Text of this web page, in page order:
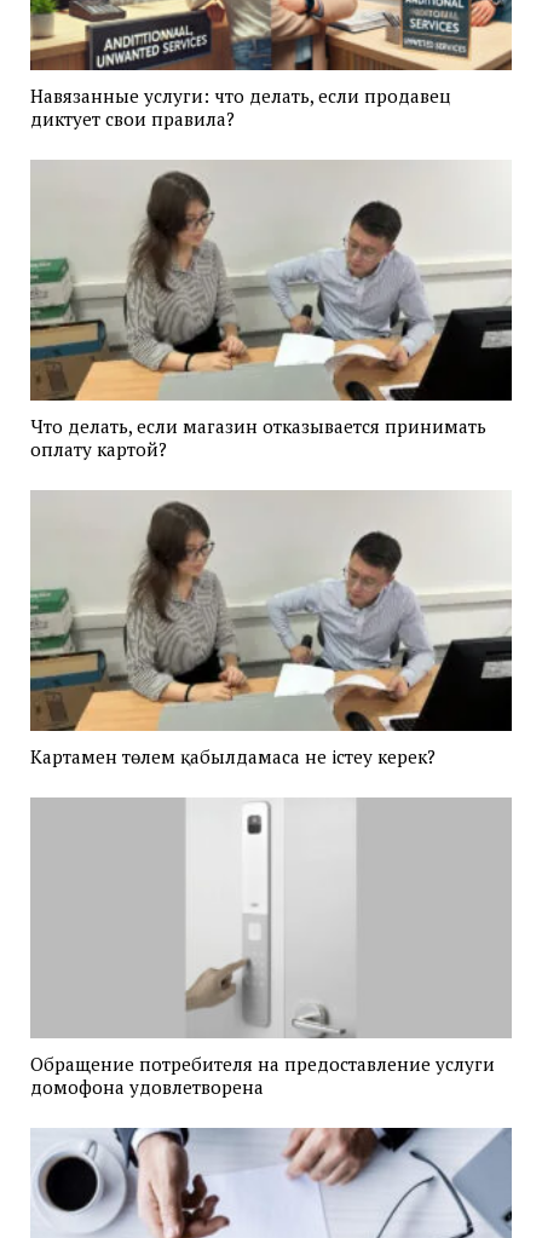
Навязанные услуги: что делать, если продавец
диктует свои правила?
Что делать, если магазин отказывается принимать
оплату картой?
Картамен төлем қабылдамаса не істеу керек?
Обращение потребителя на предоставление услуги
домофона удовлетворена